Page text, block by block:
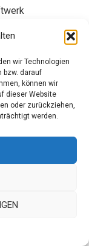
wir Technologien
bzw. darauf
können wir
dieser Website
oder zurückziehen,
werden.
des
ihre
Ort für
gut zu der
die diese